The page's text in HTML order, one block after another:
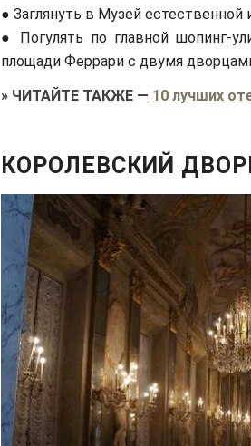
● Заглянуть в Музей
● Погулять по главной шопинг-
площади Феррари с двумя
» ЧИТАЙТЕ ТАКЖЕ — 10 лучших
КОРОЛЕВСКИЙ